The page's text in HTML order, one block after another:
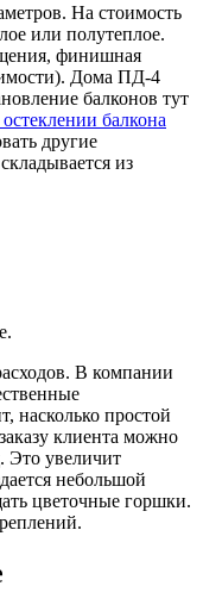
На стоимость
или полутеплое.
финишная
Дома ПД-4
балконов тут
балкона
другие
из
В компании
насколько простой
клиента можно
Это увеличит
небольшой
цветочные горшки.